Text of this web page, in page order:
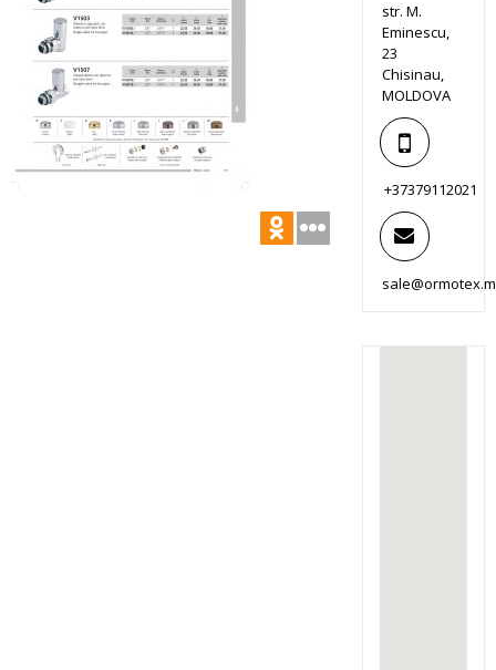
str. M.
Eminescu,
23
Chisinau,
MOLDOVA
+37379112021